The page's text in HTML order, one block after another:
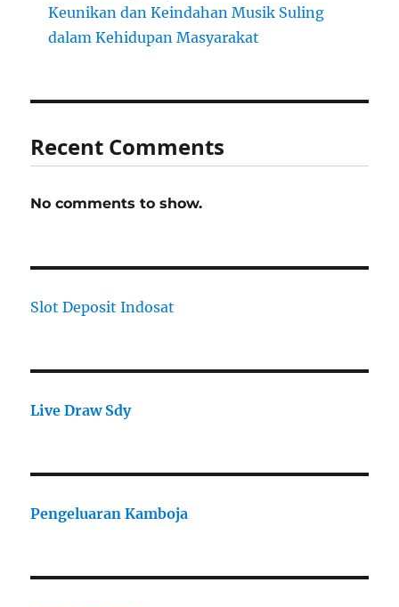
Keunikan dan Keindahan Musik Suling
dalam Kehidupan Masyarakat
Recent Comments
No comments to show.
Slot Deposit Indosat
Live Draw Sdy
Pengeluaran Kamboja